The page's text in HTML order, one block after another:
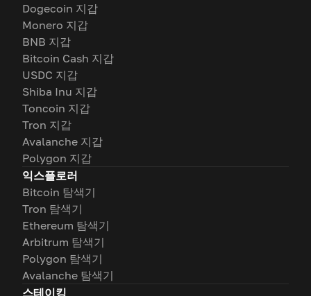
Dogecoin 지갑
Monero 지갑
BNB 지갑
Bitcoin Cash 지갑
USDC 지갑
Shiba Inu 지갑
Toncoin 지갑
Tron 지갑
Avalanche 지갑
Polygon 지갑
익스플로러
Bitcoin 탐색기
Tron 탐색기
Ethereum 탐색기
Arbitrum 탐색기
Polygon 탐색기
Avalanche 탐색기
스테이킹